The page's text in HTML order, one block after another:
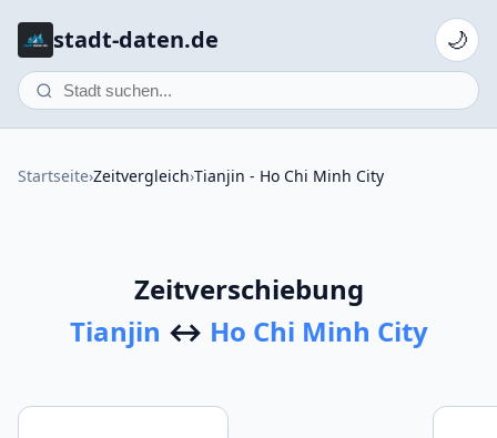
stadt-daten.de 🌙
Startseite›Zeitvergleich›Tianjin - Ho Chi Minh City
Zeitverschiebung
Tianjin ↔ Ho Chi Minh City